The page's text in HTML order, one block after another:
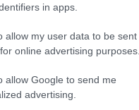
in apps.
allow my user data to be sent
online advertising purposes.
allow Google to send me
advertising.